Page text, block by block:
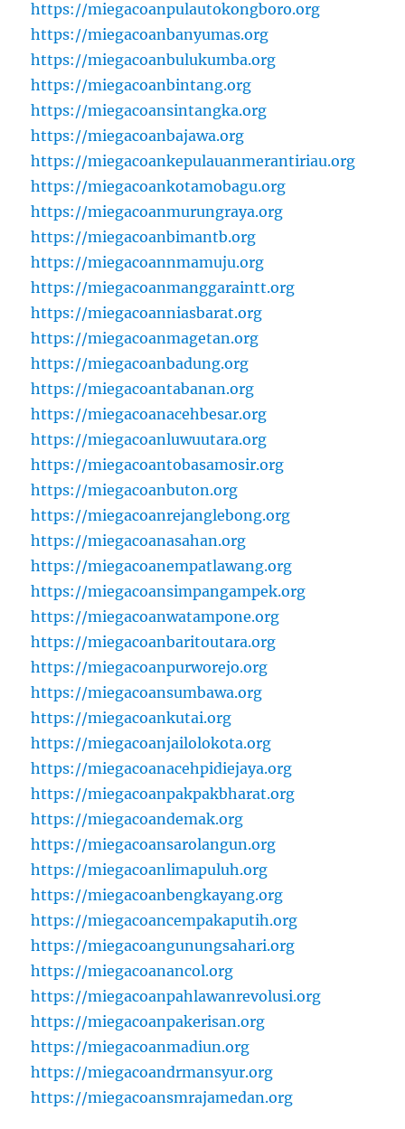
https://miegacoanpulautokongboro.org
https://miegacoanbanyumas.org
https://miegacoanbulukumba.org
https://miegacoanbintang.org
https://miegacoansintangka.org
https://miegacoanbajawa.org
https://miegacoankepulauanmerantiriau.org
https://miegacoankotamobagu.org
https://miegacoanmurungraya.org
https://miegacoanbimantb.org
https://miegacoannmamuju.org
https://miegacoanmanggaraintt.org
https://miegacoanniasbarat.org
https://miegacoanmagetan.org
https://miegacoanbadung.org
https://miegacoantabanan.org
https://miegacoanacehbesar.org
https://miegacoanluwuutara.org
https://miegacoantobasamosir.org
https://miegacoanbuton.org
https://miegacoanrejanglebong.org
https://miegacoanasahan.org
https://miegacoanempatlawang.org
https://miegacoansimpangampek.org
https://miegacoanwatampone.org
https://miegacoanbaritoutara.org
https://miegacoanpurworejo.org
https://miegacoansumbawa.org
https://miegacoankutai.org
https://miegacoanjailolokota.org
https://miegacoanacehpidiejaya.org
https://miegacoanpakpakbharat.org
https://miegacoandemak.org
https://miegacoansarolangun.org
https://miegacoanlimapuluh.org
https://miegacoanbengkayang.org
https://miegacoancempakaputih.org
https://miegacoangunungsahari.org
https://miegacoanancol.org
https://miegacoanpahlawanrevolusi.org
https://miegacoanpakerisan.org
https://miegacoanmadiun.org
https://miegacoandrmansyur.org
https://miegacoansmrajamedan.org